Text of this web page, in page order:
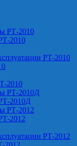
РТ-2010
2010
РТ-2010
2010
РТ-2010Д
2010Д
РТ-2012
2012
РТ-2012